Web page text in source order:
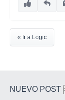
« Ir a Logic
NUEVO POST